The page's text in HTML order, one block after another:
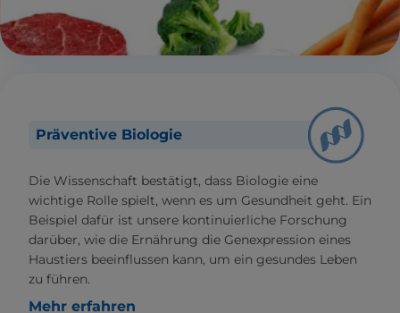
Präventive Biologie
Die Wissenschaft bestätigt, dass Biologie eine
wichtige Rolle spielt, wenn es um Gesundheit geht. Ein
Beispiel dafür ist unsere kontinuierliche Forschung
darüber, wie die Ernährung die Genexpression eines
Haustiers beeinflussen kann, um ein gesundes Leben
zu führen.
Mehr erfahren